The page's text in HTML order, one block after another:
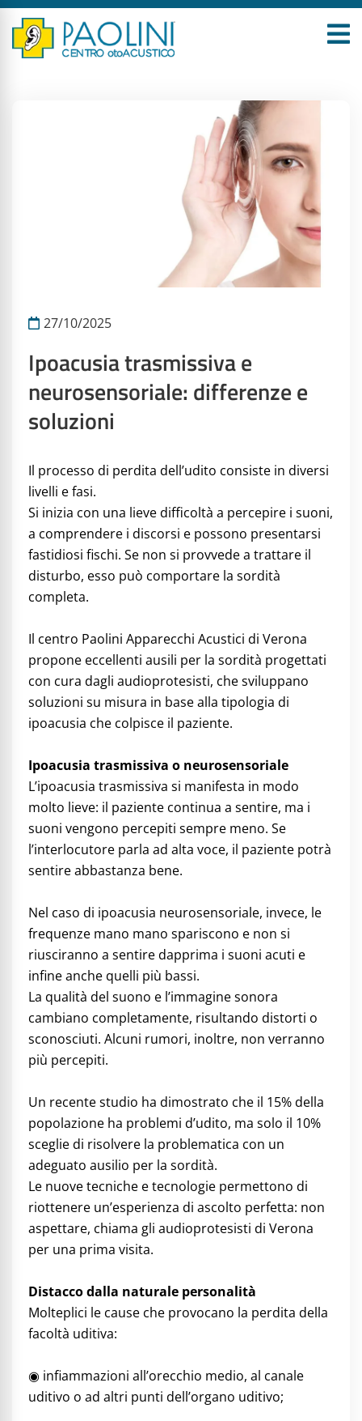
27/10/2025
Ipoacusia trasmissiva e
neurosensoriale: differenze e
soluzioni
Il processo di perdita dell’udito consiste in diversi
livelli e fasi.
Si inizia con una lieve difficoltà a percepire i suoni,
a comprendere i discorsi e possono presentarsi
fastidiosi fischi. Se non si provvede a trattare il
disturbo, esso può comportare la sordità
completa.
Il centro Paolini Apparecchi Acustici di Verona
propone eccellenti ausili per la sordità progettati
con cura dagli audioprotesisti, che sviluppano
soluzioni su misura in base alla tipologia di
ipoacusia che colpisce il paziente.
Ipoacusia trasmissiva o neurosensoriale
L’ipoacusia trasmissiva si manifesta in modo
molto lieve: il paziente continua a sentire, ma i
suoni vengono percepiti sempre meno. Se
l’interlocutore parla ad alta voce, il paziente potrà
sentire abbastanza bene.
Nel caso di ipoacusia neurosensoriale, invece, le
frequenze mano mano spariscono e non si
riusciranno a sentire dapprima i suoni acuti e
infine anche quelli più bassi.
La qualità del suono e l’immagine sonora
cambiano completamente, risultando distorti o
sconosciuti. Alcuni rumori, inoltre, non verranno
più percepiti.
Un recente studio ha dimostrato che il 15% della
popolazione ha problemi d’udito, ma solo il 10%
sceglie di risolvere la problematica con un
adeguato ausilio per la sordità.
Le nuove tecniche e tecnologie permettono di
riottenere un’esperienza di ascolto perfetta: non
aspettare, chiama gli audioprotesisti di Verona
per una prima visita.
Distacco dalla naturale personalità
Molteplici le cause che provocano la perdita della
facoltà uditiva:
◉ infiammazioni all’orecchio medio, al canale
uditivo o ad altri punti dell’organo uditivo;